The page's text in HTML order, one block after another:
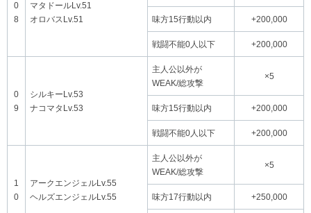
0
8
マタドールLv.51
オロバスLv.51
味方15行動以内 +200,000
戦闘不能0人以下 +200,000
0
9
シルキーLv.53
ナコマタLv.53
主人公以外が
WEAK/総攻撃
×5
味方15行動以内 +200,000
戦闘不能0人以下 +200,000
1
0
アークエンジェルLv.55
ヘルズエンジェルLv.55
主人公以外が
WEAK/総攻撃
×5
味方17行動以内 +250,000